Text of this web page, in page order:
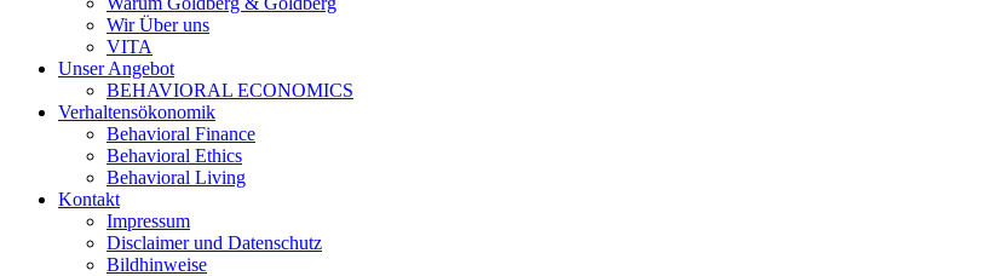
Wir Über uns
VITA
Unser Angebot
BEHAVIORAL ECONOMICS
Verhaltensökonomik
Behavioral Finance
Behavioral Ethics
Behavioral Living
Kontakt
Impressum
Disclaimer und Datenschutz
Bildhinweise